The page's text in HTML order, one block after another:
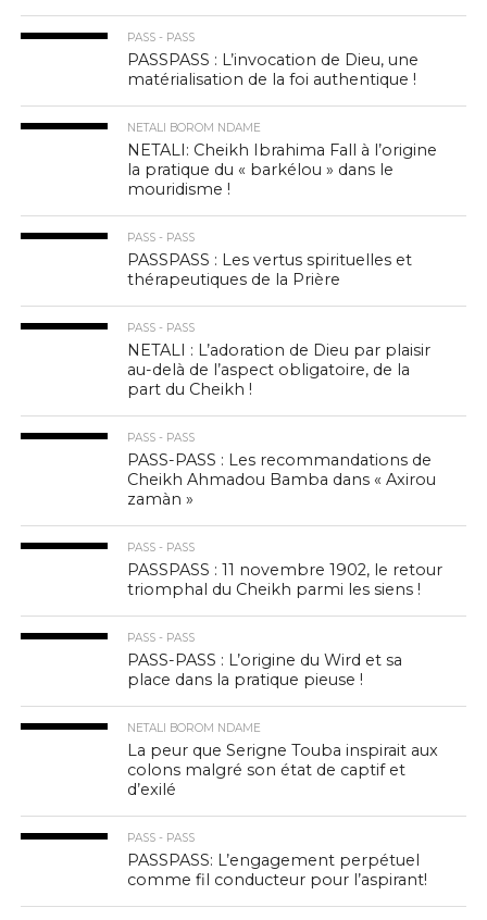
PASS - PASS
PASSPASS : L’invocation de Dieu, une
matérialisation de la foi authentique !
NETALI BOROM NDAME
NETALI: Cheikh Ibrahima Fall à l’origine
la pratique du « barkélou » dans le
mouridisme !
PASS - PASS
PASSPASS : Les vertus spirituelles et
thérapeutiques de la Prière
PASS - PASS
NETALI : L’adoration de Dieu par plaisir
au-delà de l’aspect obligatoire, de la
part du Cheikh !
PASS - PASS
PASS-PASS : Les recommandations de
Cheikh Ahmadou Bamba dans « Axirou
zamàn »
PASS - PASS
PASSPASS : 11 novembre 1902, le retour
triomphal du Cheikh parmi les siens !
PASS - PASS
PASS-PASS : L’origine du Wird et sa
place dans la pratique pieuse !
NETALI BOROM NDAME
La peur que Serigne Touba inspirait aux
colons malgré son état de captif et
d’exilé
PASS - PASS
PASSPASS: L’engagement perpétuel
comme fil conducteur pour l’aspirant!